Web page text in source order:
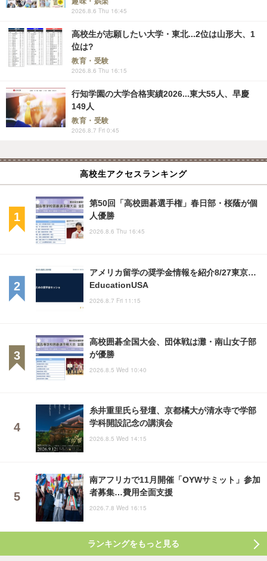
2026.8.6 Thu 16:45
高校生が志願したい大学・東北...2位は山形大、1
位は?
教育・受験
2026.8.6 Thu 16:15
行知学園の大学合格実績2026...東大55人、早慶
149人
教育・受験
2026.8.7 Fri 0:45
高校生アクセスランキング
第50回「高校囲碁選手権」春日部・桜蔭が個
人優勝
2026.8.6 Thu 16:45
アメリカ留学の奨学金情報を紹介8/27東京…
EducationUSA
2026.8.7 Fri 11:15
高校囲碁全国大会、団体戦は灘・南山女子部
が優勝
2026.8.5 Wed 10:40
糸井重里氏ら登壇、京都橘大が清水寺で学部
学科開設記念の講演会
2026.8.5 Wed 14:15
南アフリカで11月開催「OYWサミット」参加
者募集…費用全面支援
2026.7.8 Wed 16:15
ランキングをもっと見る